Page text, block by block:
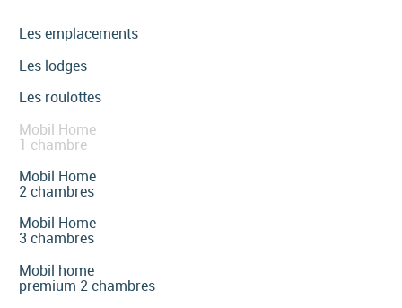
Les emplacements
Les lodges
Les roulottes
Mobil Home
1 chambre
Mobil Home
2 chambres
Mobil Home
3 chambres
Mobil home
premium 2 chambres